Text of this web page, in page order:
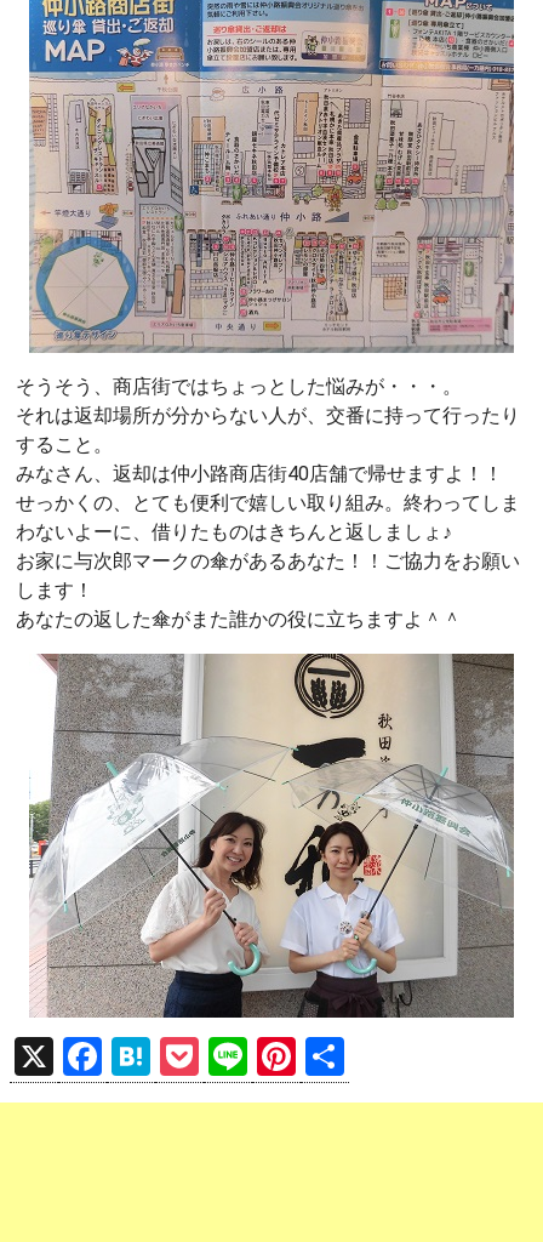
そうそう、商店街ではちょっとした悩みが・・・。
それは返却場所が分からない人が、交番に持って行ったり
すること。
みなさん、返却は仲小路商店街40店舗で帰せますよ！！
せっかくの、とても便利で嬉しい取り組み。終わってしま
わないよーに、借りたものはきちんと返しましょ♪
お家に与次郎マークの傘があるあなた！！ご協力をお願い
します！
あなたの返した傘がまた誰かの役に立ちますよ＾＾
X
F
a
H
at
P
o
Li
n
Pi
nt 有